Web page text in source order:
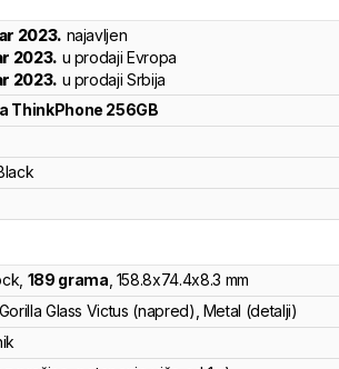
2023. najavljen
2023. u prodaji Evropa
2023. u prodaji Srbija
ThinkPhone 256GB
189 grama 158.8x74.4x8.3 mm
Glass Victus (napred), Metal (detalji)